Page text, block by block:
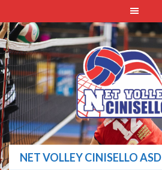
to
content
NET VOLLEY CINISELLO ASD